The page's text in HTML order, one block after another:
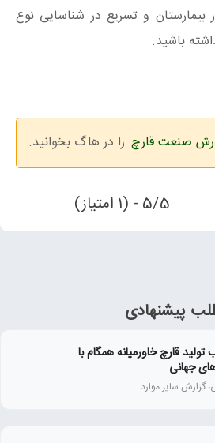
بیمارستان و تسریع در شناسایی نوع
باشید.
صنعت قارچ را در هاگ بخوانید.
5/5 - (1 امتیاز)
پیشنهادی
قارچ خاورمیانه همگام با
جهانی
گزارش سایر موارد